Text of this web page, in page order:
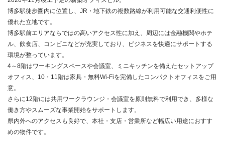
博多駅徒歩圏内に位置し、JR・地下鉄の複数路線が利用可能な交通利便性に
優れた立地です。
博多駅前エリアならではの高いアクセス性に加え、周辺には金融機関やホテ
ル、飲食店、コンビニなどが充実しており、ビジネスを快適にサポートする
環境が整っています。
4～8階はワーキングスペースや会議室、ミニキッチンを備えたセットアップ
オフィス、10・11階は家具・無料Wi-Fiを完備したコンパクトオフィスをご用
意。
さらに12階には共用ワークラウンジ・会議室を原則無料で利用でき、多様な
働き方やスムーズな事業開始をサポートします。
県内外へのアクセスも良好で、本社・支店・営業所など幅広い用途におすす
めの物件です。